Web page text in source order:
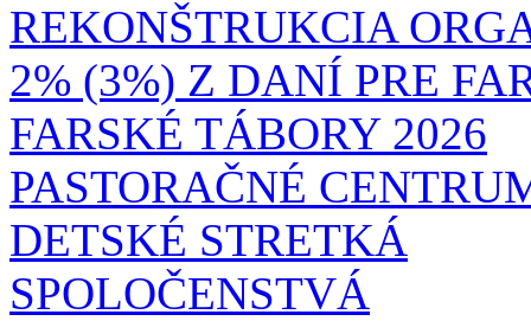
REKONŠTRUKCIA
2% (3%) Z DANÍ PRE
FARSKÉ TÁBORY 2026
PASTORAČNÉ
DETSKÉ STRETKÁ
SPOLOČENSTVÁ